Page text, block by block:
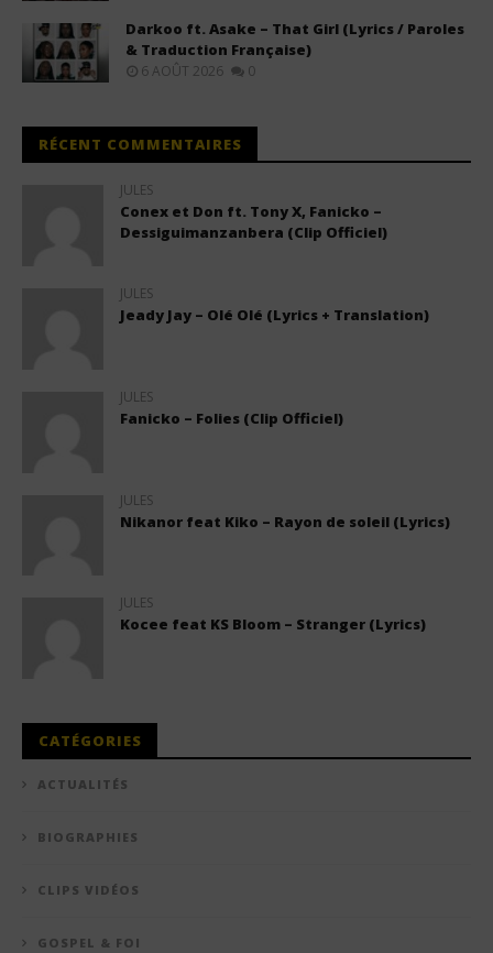
Darkoo ft. Asake – That Girl (Lyrics / Paroles
& Traduction Française)
6 AOÛT 2026 0
RÉCENT COMMENTAIRES
JULES
Conex et Don ft. Tony X, Fanicko –
Dessiguimanzanbera (Clip Officiel)
JULES
Jeady Jay – Olé Olé (Lyrics + Translation)
JULES
Fanicko – Folies (Clip Officiel)
JULES
Nikanor feat Kiko – Rayon de soleil (Lyrics)
JULES
Kocee feat KS Bloom – Stranger (Lyrics)
CATÉGORIES
ACTUALITÉS
BIOGRAPHIES
CLIPS VIDÉOS
GOSPEL & FOI